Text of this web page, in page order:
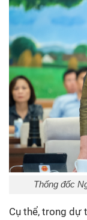
Thống đốc
Cụ thể, trong dự